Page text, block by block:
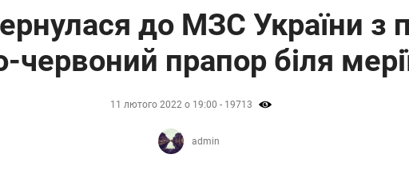
до МЗС України з
червоний прапор біля
11 лютого 2022 о 19:00 - 19713
admin